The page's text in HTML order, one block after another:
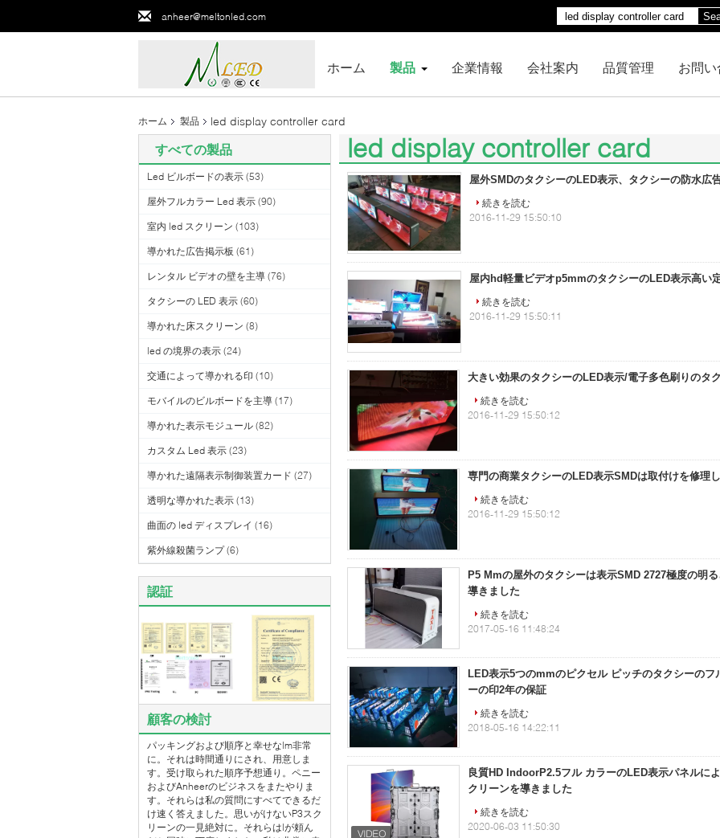
anheer@meltonled.com
ホーム 製品 企業情報 会社案内 品質管理 お問
ホーム 製品 led display controller card
すべての製品
Led ビルボードの表示 (53)
屋外フルカラー Led 表示 (90)
室内 led スクリーン (103)
導かれた広告掲示板 (61)
レンタル ビデオの壁を主導 (76)
タクシーの LED 表示 (60)
導かれた床スクリーン (8)
led の境界の表示 (24)
交通によって導かれる印 (10)
モバイルのビルボードを主導 (17)
導かれた表示モジュール (82)
カスタム Led 表示 (23)
導かれた遠隔表示制御装置カード (27)
透明な導かれた表示 (13)
曲面の led ディスプレイ (16)
紫外線殺菌ランプ (6)
認証
顧客の検討
パッキングおよび順序と幸せなlm非常
に。それは時間通りにされ、用意しま
す。受け取られた順序予想通り。ペニー
およびAnheerのビジネスをまたやりま
す。それらは私の質問にすべてできるだ
け速く答えました。思いがけないP3スク
リーンの一見絶対に。それらはlが頼ん
led display controller card
(100) 屋外SMDのタクシーのLED表示、タクシーの防水広
続きを読む
2016-11-29 15:50:10
屋内hd軽量ビデオp5mmのタクシーのLED表示高い
続きを読む
2016-11-29 15:50:11
大きい効果のタクシーのLED表示/電子多色刷りのタ
続きを読む
2016-11-29 15:50:12
専門の商業タクシーのLED表示SMDは取付けを修理
続きを読む
2016-11-29 15:50:12
P5 Mmの屋外のタクシーは表示SMD 2727極度の明
導きました
続きを読む
2017-05-16 11:48:24
LED表示5つのmmのピクセル ピッチのタクシーのフ
ーの印2年の保証
続きを読む
2018-05-16 14:22:11
良質HD IndoorP2.5フル カラーのLED表示パネルに
クリーンを導きました
続きを読む
2020-06-03 11:50:30